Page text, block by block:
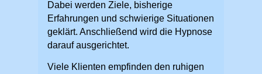
Dabei werden Ziele, bisherige
Erfahrungen und schwierige Situationen
geklärt. Anschließend wird die Hypnose
darauf ausgerichtet.
Viele Klienten empfinden den ruhigen